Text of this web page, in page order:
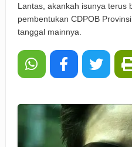
Lantas, akankah isunya terus
pembentukan CDPOB
tanggal mainnya.